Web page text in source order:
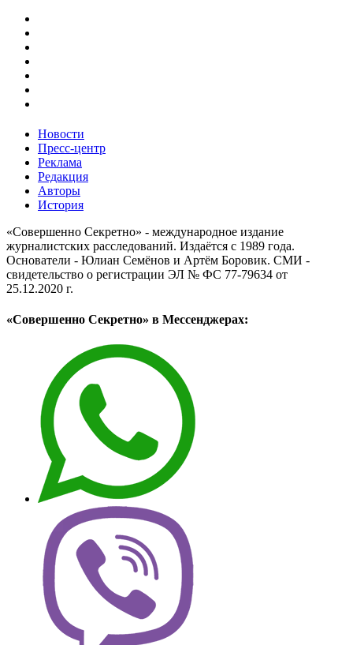
Новости
Пресс-центр
Реклама
Редакция
Авторы
История
«Совершенно Секретно» - международное издание
журналистских расследований. Издаётся с 1989 года.
Основатели - Юлиан Семёнов и Артём Боровик. CМИ -
свидетельство о регистрации ЭЛ № ФС 77-79634 от
25.12.2020 г.
«Совершенно Секретно» в Мессенджерах: